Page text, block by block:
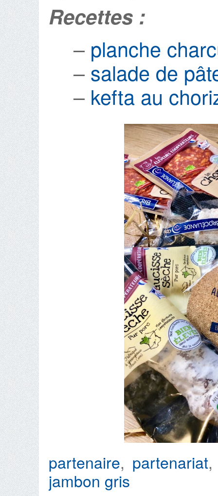
Recettes :
– planche
– salade de
– kefta au
partenaire, partenariat
jambon gris